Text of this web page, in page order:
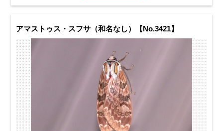
アマストゥス・スフサ（和名なし）【No.3421】